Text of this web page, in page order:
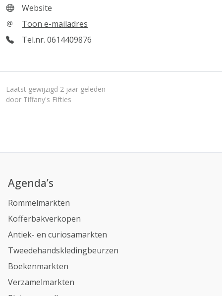
Website
Toon e-mailadres
Tel.nr. 0614409876
Laatst gewijzigd 2 jaar geleden
door Tiffany's Fifties
Agenda’s
Rommelmarkten
Kofferbakverkopen
Antiek- en curiosamarkten
Tweedehandskledingbeurzen
Boekenmarkten
Verzamelmarkten